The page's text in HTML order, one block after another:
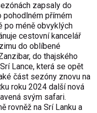
zapsaly do
pohodlném přímém
po méně obvyklých
cestovní kancelář
do oblíbené
do thajského
Lance, která se opět
část sezóny znovu na
roku 2024 další nová
svým safari.
rovněž na Srí Lanku a